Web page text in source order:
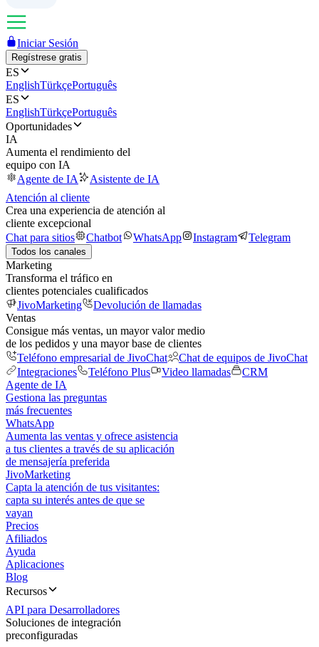
Iniciar Sesión
Regístrese gratis
ES
EnglishTürkçePortuguês
ES
EnglishTürkçePortuguês
Oportunidades
IA
Aumenta el rendimiento del
equipo con IA
Agente de IA
Asistente de IA
Atención al cliente
Crea una experiencia de atención al
cliente excepcional
Chat para sitios
Chatbot WhatsApp Instagram Telegram
Todos los canales
Marketing
Transforma el tráfico en
clientes potenciales cualificados
JivoMarketing
Devolución de llamadas
Ventas
Consigue más ventas, un mayor valor medio
de los pedidos y una mayor base de clientes
Teléfono empresarial de JivoChat
Chat de equipos de JivoChat
Integraciones
Teléfono Plus Video llamadas
CRM
Agente de IA
Gestiona las preguntas
más frecuentes
WhatsApp
Aumenta las ventas y ofrece asistencia
a tus clientes a través de su aplicación
de mensajería preferida
JivoMarketing
Capta la atención de tus visitantes:
capta su interés antes de que se
vayan
Precios
Afiliados
Ayuda
Aplicaciones
Blog
Recursos
API para Desarrolladores
Soluciones de integración
preconfiguradas